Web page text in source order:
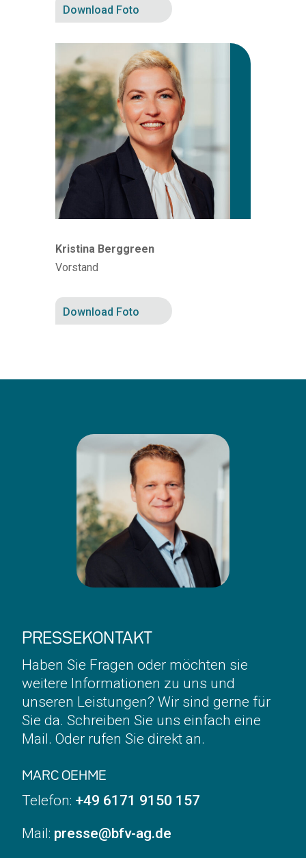
Download Foto
Kristina Berggreen
Vorstand
Download Foto
PRESSEKONTAKT
Haben Sie Fragen oder möchten sie
weitere Informationen zu uns und
unseren Leistungen? Wir sind gerne für
Sie da. Schreiben Sie uns einfach eine
Mail. Oder rufen Sie direkt an.
MARC OEHME
Telefon: +49 6171 9150 157
Mail: presse@bfv-ag.de